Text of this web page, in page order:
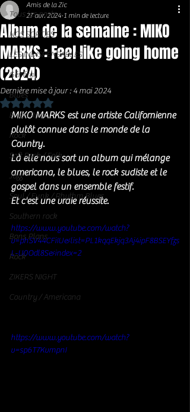
Tous les posts
NOS SORTIES
LES INDISPENSABLES
Général
Blues
Blues Rock
Rock
Soft Rock / Folk
Jazz
Soul / Funk / Rhythm Blues
Southern rock
Bons Plans
Rock
ZIKERS NIGHT
Country / Americana
Album de la semaine : MIKO
MARKS : Feel like going home
(2024)
Amis de la Zic
27 avr. 2024 1 min de lecture
Dernière mise à jour :4 mai 2024
Noté NaN étoiles sur 5.
MIKO MARKS est une artiste Californienne
plutôt connue dans le monde de la
Country.
Là elle nous sort un album qui mélange
americana, le blues, le rock sudiste et le
gospel dans un ensemble festif.
Et c'est une vraie réussite.
https://www.youtube.com/watch?
v=phSV44CFiIU&list=PL1kqqEkjq3Aj4ipF8BSEYfzs
L-U0Odl8S&index=2
https://www.youtube.com/watch?
v=sp6T7KvmpnI